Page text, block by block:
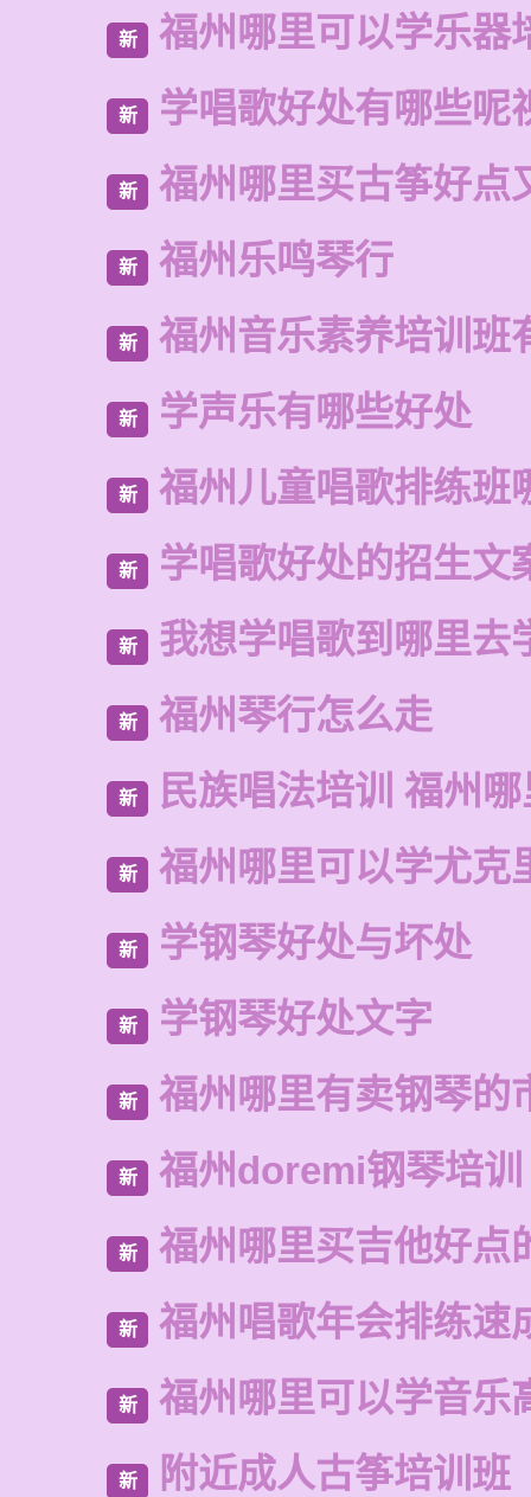
新 福州哪里可以学乐器
新 学唱歌好处有哪些呢
新 福州哪里买古筝好点
新 福州乐鸣琴行
新 福州音乐素养培训班
新 学声乐有哪些好处
新 福州儿童唱歌排练班
新 学唱歌好处的招生文
新 我想学唱歌到哪里去
新 福州琴行怎么走
新 民族唱法培训 福州
新 福州哪里可以学尤克
新 学钢琴好处与坏处
新 学钢琴好处文字
新 福州哪里有卖钢琴的
新 福州doremi钢琴培训
新 福州哪里买吉他好点
新 福州唱歌年会排练速
新 福州哪里可以学音乐
新 附近成人古筝培训班